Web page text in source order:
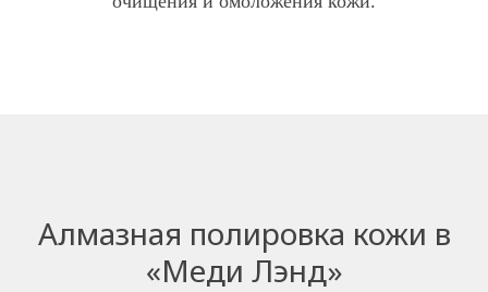
Алмазная полировка кожи в
«Меди Лэнд»